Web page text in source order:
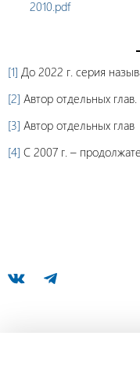
2010.pdf
[1] До 2022 г. серия
[2] Автор отдельных глав.
[3] Автор отдельных глав
[4] С 2007 г. –